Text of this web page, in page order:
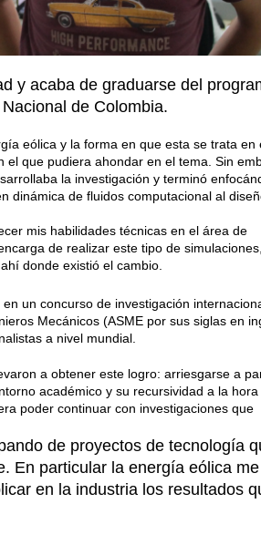
y acaba de graduarse del
de Colombia.
eólica y la forma en que esta se trata en
que pudiera ahondar en el tema. Sin
la investigación y terminó
dinámica de fluidos computacional al
mis habilidades técnicas en el área de
de realizar este tipo de
donde existió el cambio.
un concurso de investigación
Mecánicos (ASME por sus siglas en
a nivel mundial.
a obtener este logro: arriesgarse a
académico y su recursividad a la hora
poder continuar con investigaciones que
de proyectos de tecnología
En particular la energía eólica me
en la industria los resultados